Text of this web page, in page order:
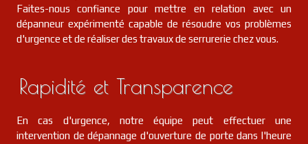
Faites-nous confiance pour mettre en relation avec un
dépanneur expérimenté capable de résoudre vos problèmes
d'urgence et de réaliser des travaux de serrurerie chez vous.
Rapidité et Transparence
En cas d'urgence, notre équipe peut effectuer une
intervention de dépannage d'ouverture de porte dans l'heure